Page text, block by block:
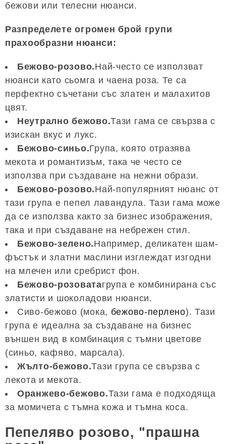
бежови или телесни нюанси.
Разпределете огромен брой групи
прахообразни нюанси:
Бежово-розово.Най-често се използват
нюанси като сьомга и чаена роза. Те са
перфектно съчетани със златен и малахитов
цвят.
Неутрално бежово.Тази гама се свързва с
изискан вкус и лукс.
Бежово-синьо.Група, която отразява
мекота и романтизъм, така че често се
използва при създаване на нежни образи.
Бежово-розово.Най-популярният нюанс от
тази група е пепел лавандула. Тази гама може
да се използва както за бизнес изображения,
така и при създаване на небрежен стил.
Бежово-зелено.Например, деликатен шам-
фъстък и златни маслини изглеждат изгодни
на млечен или сребрист фон.
Бежово-розоватагрупа е комбинирана със
златисти и шоколадови нюанси.
Сиво-бежово (мока, бежово-перлено). Тази
група е идеална за създаване на бизнес
външен вид в комбинация с тъмни цветове
(синьо, кафяво, марсала).
Жълто-бежово.Тази група се свързва с
лекота и мекота.
Оранжево-бежово.Тази гама е подходяща
за момичета с тъмна кожа и тъмна коса.
Пепеляво розово, "прашна